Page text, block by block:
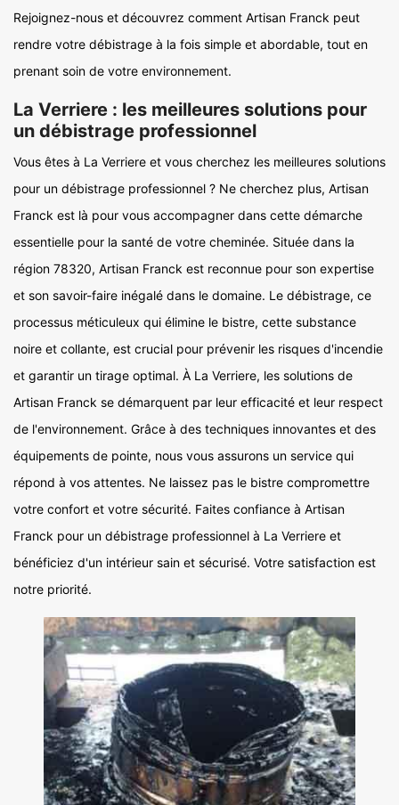
Rejoignez-nous et découvrez comment Artisan Franck peut
rendre votre débistrage à la fois simple et abordable, tout en
prenant soin de votre environnement.
La Verriere : les meilleures solutions pour
un débistrage professionnel
Vous êtes à La Verriere et vous cherchez les meilleures solutions
pour un débistrage professionnel ? Ne cherchez plus, Artisan
Franck est là pour vous accompagner dans cette démarche
essentielle pour la santé de votre cheminée. Située dans la
région 78320, Artisan Franck est reconnue pour son expertise
et son savoir-faire inégalé dans le domaine. Le débistrage, ce
processus méticuleux qui élimine le bistre, cette substance
noire et collante, est crucial pour prévenir les risques d'incendie
et garantir un tirage optimal. À La Verriere, les solutions de
Artisan Franck se démarquent par leur efficacité et leur respect
de l'environnement. Grâce à des techniques innovantes et des
équipements de pointe, nous vous assurons un service qui
répond à vos attentes. Ne laissez pas le bistre compromettre
votre confort et votre sécurité. Faites confiance à Artisan
Franck pour un débistrage professionnel à La Verriere et
bénéficiez d'un intérieur sain et sécurisé. Votre satisfaction est
notre priorité.